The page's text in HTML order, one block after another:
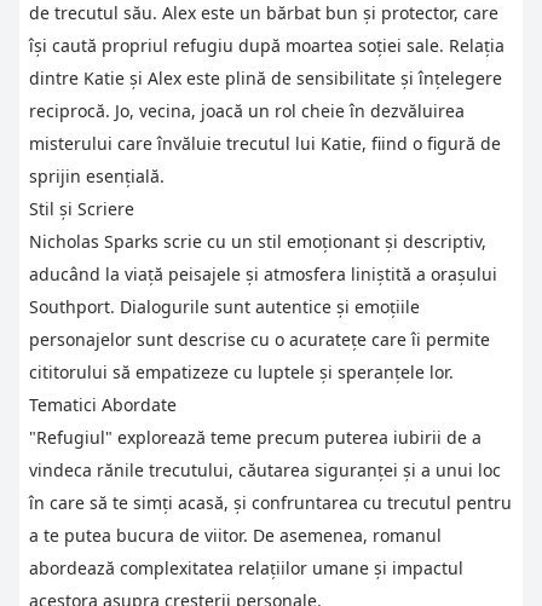
de trecutul său. Alex este un bărbat bun și protector, care
își caută propriul refugiu după moartea soției sale. Relația
dintre Katie și Alex este plină de sensibilitate și înțelegere
reciprocă. Jo, vecina, joacă un rol cheie în dezvăluirea
misterului care învăluie trecutul lui Katie, fiind o figură de
sprijin esențială.
Stil și Scriere
Nicholas Sparks scrie cu un stil emoționant și descriptiv,
aducând la viață peisajele și atmosfera liniștită a orașului
Southport. Dialogurile sunt autentice și emoțiile
personajelor sunt descrise cu o acuratețe care îi permite
cititorului să empatizeze cu luptele și speranțele lor.
Tematici Abordate
"Refugiul" explorează teme precum puterea iubirii de a
vindeca rănile trecutului, căutarea siguranței și a unui loc
în care să te simți acasă, și confruntarea cu trecutul pentru
a te putea bucura de viitor. De asemenea, romanul
abordează complexitatea relațiilor umane și impactul
acestora asupra creșterii personale.